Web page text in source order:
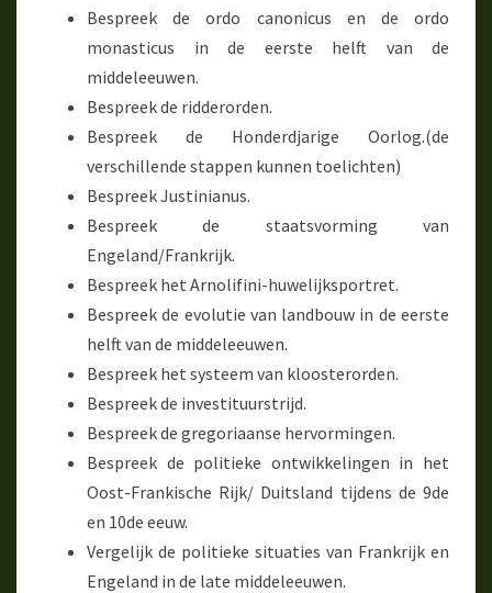
Bespreek de ordo canonicus en de ordo
monasticus in de eerste helft van de
middeleeuwen.
Bespreek de ridderorden.
Bespreek de Honderdjarige Oorlog.(de
verschillende stappen kunnen toelichten)
Bespreek Justinianus.
Bespreek de staatsvorming van
Engeland/Frankrijk.
Bespreek het Arnolifini-huwelijksportret.
Bespreek de evolutie van landbouw in de eerste
helft van de middeleeuwen.
Bespreek het systeem van kloosterorden.
Bespreek de investituurstrijd.
Bespreek de gregoriaanse hervormingen.
Bespreek de politieke ontwikkelingen in het
Oost-Frankische Rijk/ Duitsland tijdens de 9de
en 10de eeuw.
Vergelijk de politieke situaties van Frankrijk en
Engeland in de late middeleeuwen.